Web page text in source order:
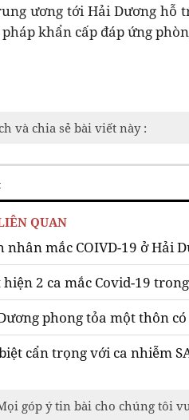
ương tới Hải Dương hỗ
khẩn cấp đáp ứng
và chia sẻ bài viết này :
QUAN
nhân mắc COIVD-19 ở Hải
hiện 2 ca mắc Covid-19
phong tỏa một thôn
cẩn trọng với ca nhiễm
góp ý tin bài cho chúng tôi